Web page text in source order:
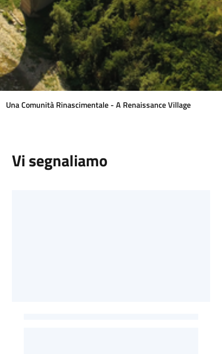
del
Rio
Servizi
on-
line
argomenti
Una Comunità Rinascimentale - A Renaissance Village
Vi segnaliamo